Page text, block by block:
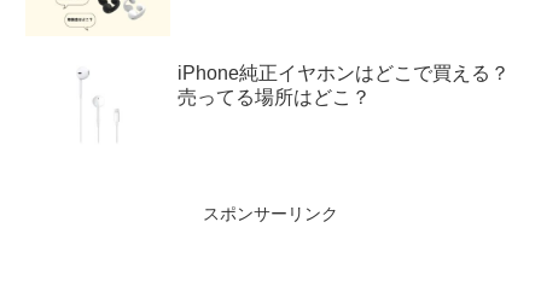
iPhone純正イヤホンはどこで買える？
売ってる場所はどこ？
スポンサーリンク